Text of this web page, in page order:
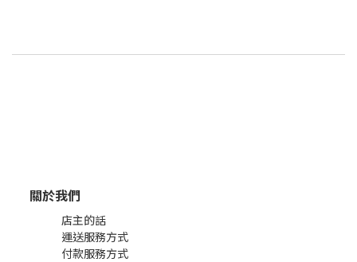
關於我們
店主的話
運送服務方式
付款服務方式